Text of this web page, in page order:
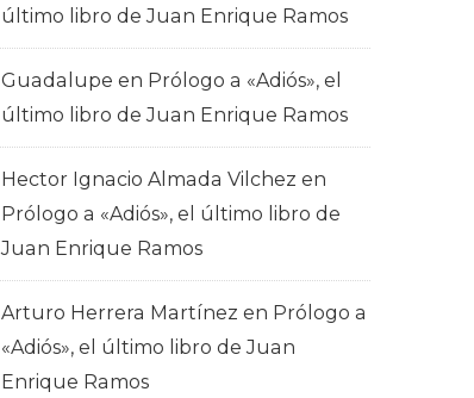
último libro de Juan Enrique Ramos
Guadalupe en Prólogo a «Adiós», el
último libro de Juan Enrique Ramos
Hector Ignacio Almada Vilchez en
Prólogo a «Adiós», el último libro de
Juan Enrique Ramos
Arturo Herrera Martínez en Prólogo a
«Adiós», el último libro de Juan
Enrique Ramos